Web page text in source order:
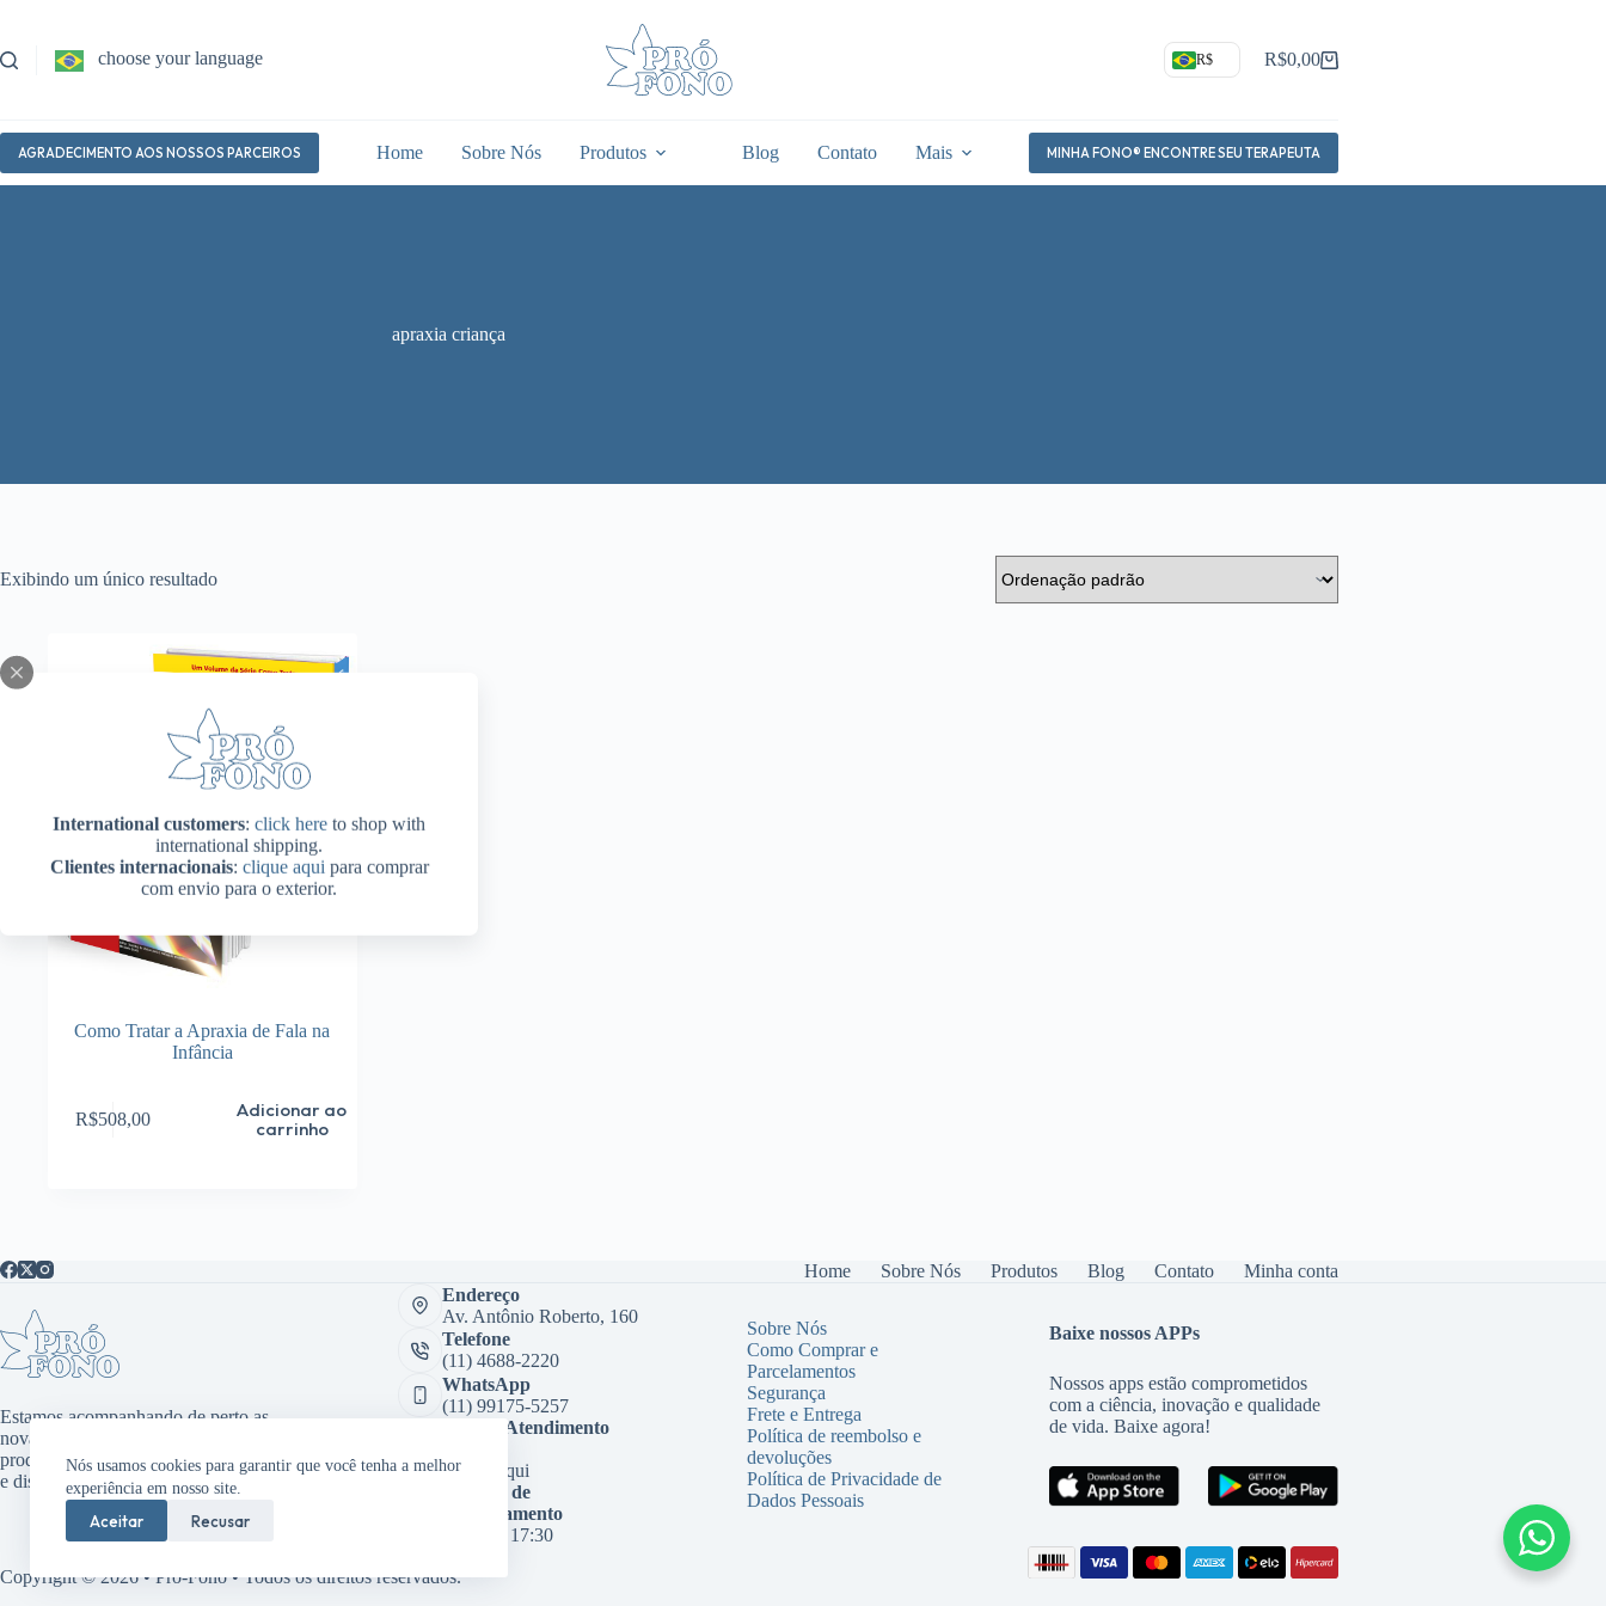
o
conteúdo
International customers: click here to shop with
international shipping.
Clientes internacionais: clique aqui para comprar
com envio para o exterior.
Nós usamos cookies para garantir que você tenha a melhor
experiência em nosso site.
Aceitar Recusar
choose your language R$ Carrinho
R$0,00
AGRADECIMENTO AOS NOSSOS PARCEIROS Home Sobre Nós Produtos Blog Contato Mais MINHA FONO® ENCONTRE SEU TERAPEUTA
apraxia criança
Exibindo um único resultado
Como Tratar a Apraxia de Fala na
Infância
R$508,00
Adicionar ao
carrinho
Home Sobre Nós Produtos Blog Contato Minha conta
Estamos acompanhando de perto as
novas tecnologias, desenvolvendo
produtos inovadores como aplicativos
e dispositivos médicos.
Endereço
Av. Antônio Roberto, 160
Telefone
(11) 4688-2220
WhatsApp
(11) 99175-5257
Sala de Atendimento
Clique aqui
Horário de
funcionamento
08:00 às 17:30
Sobre Nós
Como Comprar e
Parcelamentos
Segurança
Frete e Entrega
Política de reembolso e
devoluções
Política de Privacidade de
Dados Pessoais
Baixe nossos APPs
Nossos apps estão comprometidos
com a ciência, inovação e qualidade
de vida. Baixe agora!
Copyright © 2026 • Pró-Fono • Todos os direitos reservados.